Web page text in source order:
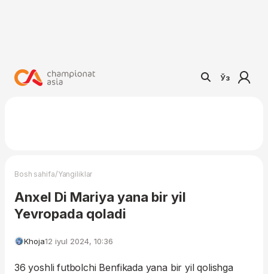
Ўз
Bosh sahifa/Yangiliklar
Anxel Di Mariya yana bir yil
Yevropada qoladi
Khoja12 iyul 2024, 10:36
36 yoshli futbolchi Benfikada yana bir yil qolishga